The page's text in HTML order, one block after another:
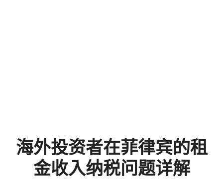
海外投资者在菲律宾的租
金收入纳税问题详解